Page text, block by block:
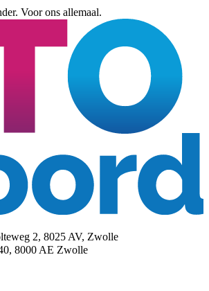
Voor ons allemaal.
2, 8025 AV, Zwolle
8000 AE Zwolle